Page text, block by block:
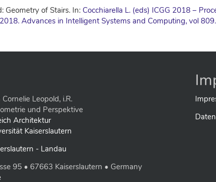
Geometry of Stairs. In: Cocchiarella L. (eds) ICGG 2018 –
Advances in Intelligent Systems and Computing, vol
Leopold, i.R.
und Perspektive
Architektur
Kaiserslautern
- Landau
95 • 67663 Kaiserslautern • Germany